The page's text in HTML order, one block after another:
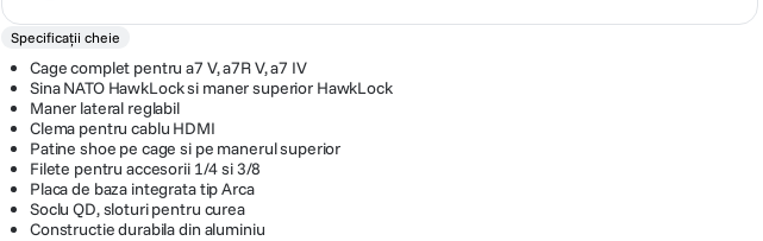
Specificații cheie
Cage complet pentru a7 V, a7R V, a7 IV
Sina NATO HawkLock si maner superior HawkLock
Maner lateral reglabil
Clema pentru cablu HDMI
Patine shoe pe cage si pe manerul superior
Filete pentru accesorii 1/4 si 3/8
Placa de baza integrata tip Arca
Soclu QD, sloturi pentru curea
Constructie durabila din aluminiu